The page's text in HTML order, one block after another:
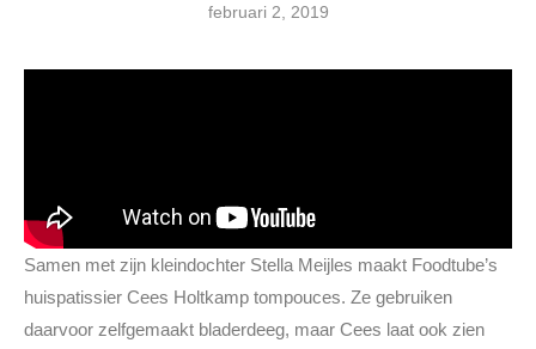
februari 2, 2019
Samen met zijn kleindochter Stella Meijles maakt Foodtube’s
huispatissier Cees Holtkamp tompouces. Ze gebruiken
daarvoor zelfgemaakt bladerdeeg, maar Cees laat ook zien